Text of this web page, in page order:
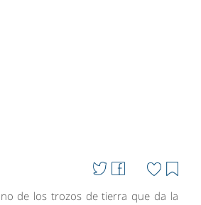
de los trozos de tierra que da la